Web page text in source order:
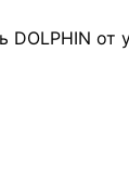
DOLPHIN